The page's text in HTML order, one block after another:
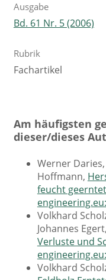
Ausgabe
Bd. 61 Nr. 5 (2006)
Rubrik
Fachartikel
Am häufigsten
dieser/dieses
Werner
Hoffmann,
feucht
Volkhard
Johannes Egert,
Verluste und
Volkhard